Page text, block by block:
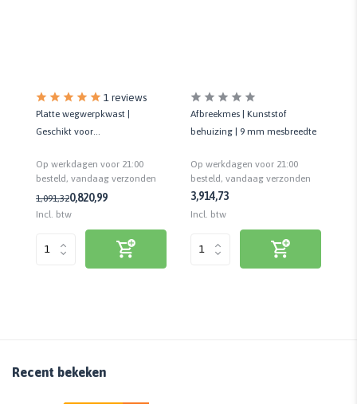
1 reviews
Platte wegwerpkwast |
Geschikt voor
lakverf
Op werkdagen voor 21:00
besteld, vandaag verzonden
1,091,320,820,99
Incl. btw
Afbreekmes | Kunststof
behuizing | 9 mm mesbreedte
Op werkdagen voor 21:00
besteld, vandaag verzonden
3,914,73
Incl. btw
Recent bekeken